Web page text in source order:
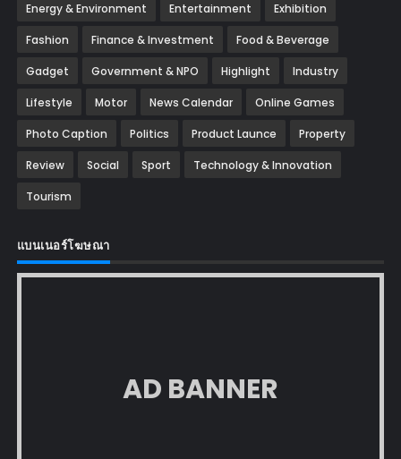
Energy & Environment Entertainment Exhibition
Fashion Finance & Investment Food & Beverage
Gadget Government & NPO Highlight Industry
Lifestyle Motor News Calendar Online Games
Photo Caption Politics Product Launce Property
Review Social Sport Technology & Innovation
Tourism
แบนเนอร์โฆษณา
AD BANNER